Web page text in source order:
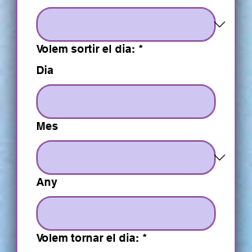
Volem sortir el dia: *
Dia
Mes
Any
Volem tornar el dia: *